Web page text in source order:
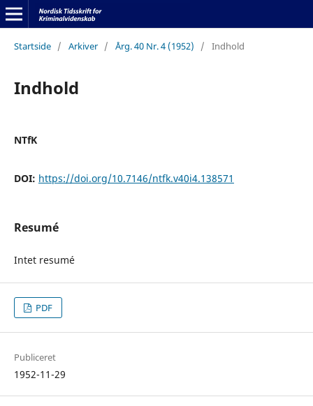
Startside / Arkiver / Årg. 40 Nr. 4 (1952) / Indhold
Indhold
NTfK
DOI: https://doi.org/10.7146/ntfk.v40i4.138571
Resumé
Intet resumé
PDF
Publiceret
1952-11-29